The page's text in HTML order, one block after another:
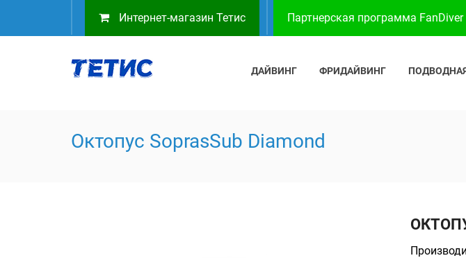
Интернет-магазин Тетис Партнерская программа FanDiver
ДАЙВИНГ ФРИДАЙВИНГ
Октопус SoprasSub Diamond